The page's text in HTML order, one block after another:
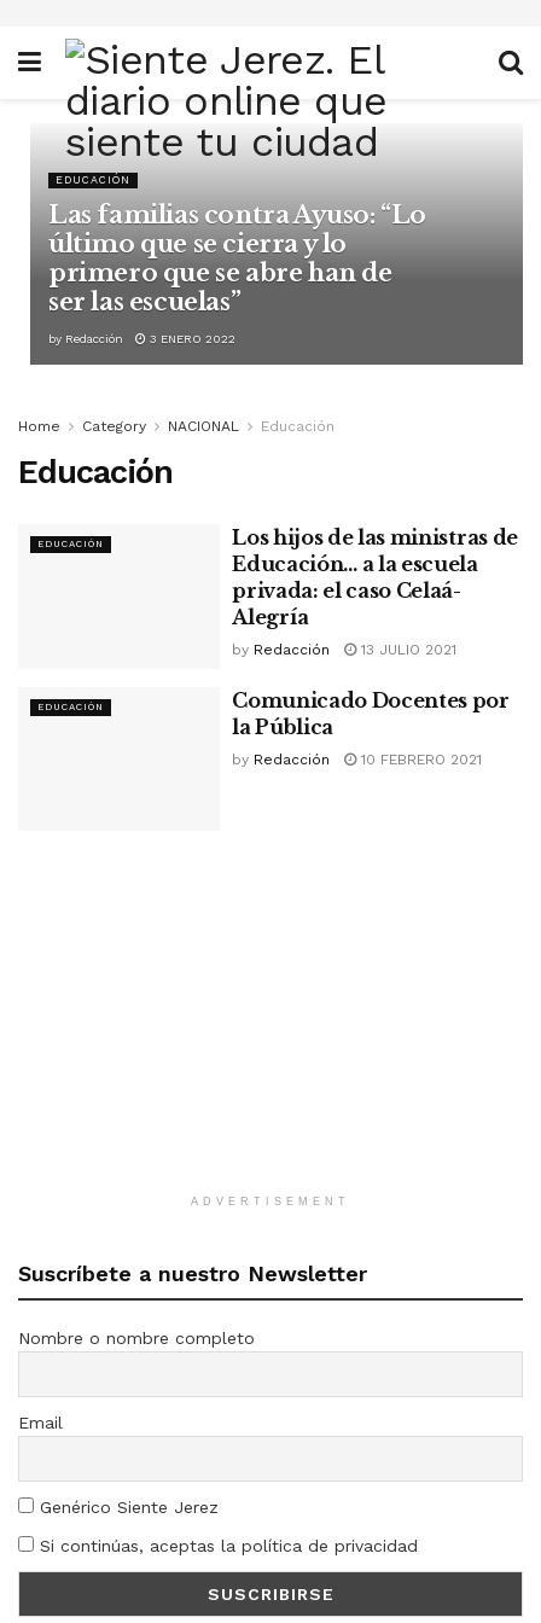
EDUCACIÓN
Las familias contra Ayuso: “Lo
último que se cierra y lo
primero que se abre han de
ser las escuelas”
by Redacción 3 ENERO 2022
Home Category NACIONAL Educación
Educación
EDUCACIÓN
Los hijos de las ministras de
Educación… a la escuela
privada: el caso Celaá-
Alegría
by Redacción 13 JULIO 2021
EDUCACIÓN
Comunicado Docentes por
la Pública
by Redacción 10 FEBRERO 2021
ADVERTISEMENT
Suscríbete a nuestro Newsletter
Nombre o nombre completo
Email
Genérico Siente Jerez
Si continúas, aceptas la política de privacidad